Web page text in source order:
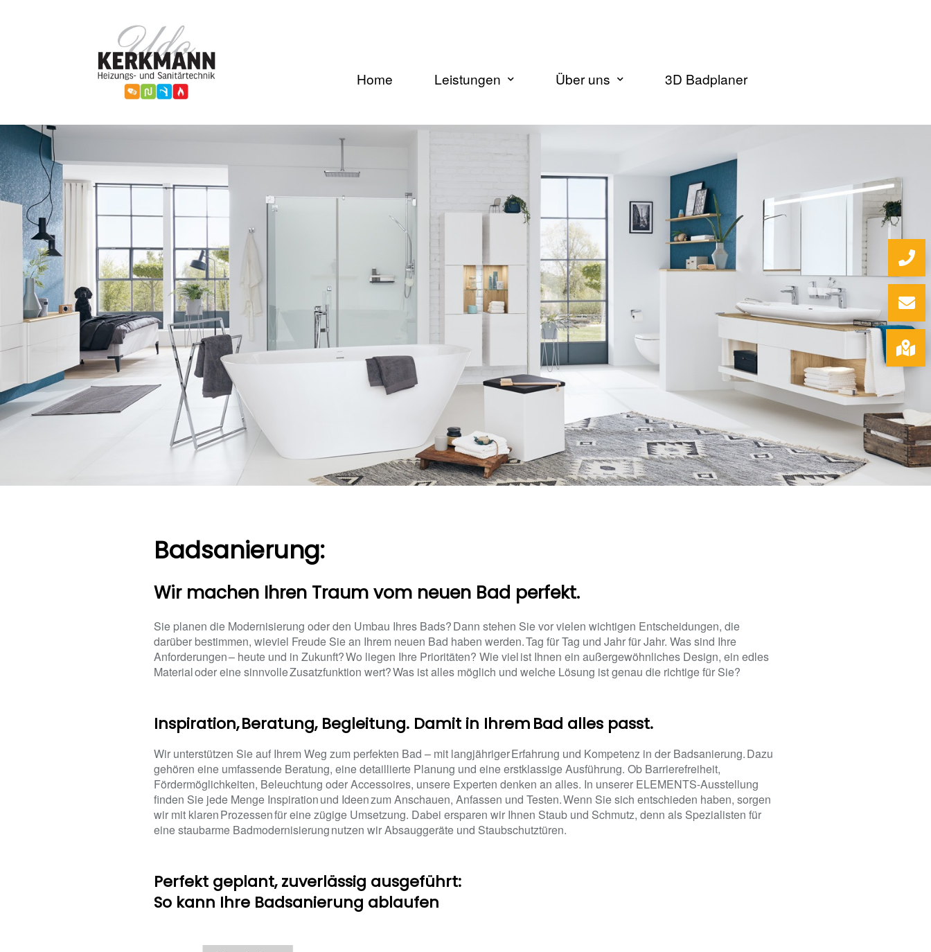
Home Leistungen Über uns 3D Badplaner
Badsanierung:
Wir machen Ihren Traum vom neuen Bad perfekt.
Sie planen die Modernisierung oder den Umbau Ihres Bads? Dann stehen Sie vor vielen wichtigen Entscheidungen, die
darüber bestimmen, wieviel Freude Sie an Ihrem neuen Bad haben werden. Tag für Tag und Jahr für Jahr. Was sind Ihre
Anforderungen – heute und in Zukunft? Wo liegen Ihre Prioritäten? Wie viel ist Ihnen ein außergewöhnliches Design, ein edles
Material oder eine sinnvolle Zusatzfunktion wert? Was ist alles möglich und welche Lösung ist genau die richtige für Sie?
Inspiration, Beratung, Begleitung. Damit in Ihrem Bad alles passt.
Wir unterstützen Sie auf Ihrem Weg zum perfekten Bad – mit langjähriger Erfahrung und Kompetenz in der Badsanierung. Dazu
gehören eine umfassende Beratung, eine detaillierte Planung und eine erstklassige Ausführung. Ob Barrierefreiheit,
Fördermöglichkeiten, Beleuchtung oder Accessoires, unsere Experten denken an alles. In unserer ELEMENTS-Ausstellung
finden Sie jede Menge Inspiration und Ideen zum Anschauen, Anfassen und Testen. Wenn Sie sich entschieden haben, sorgen
wir mit klaren Prozessen für eine zügige Umsetzung. Dabei ersparen wir Ihnen Staub und Schmutz, denn als Spezialisten für
eine staubarme Badmodernisierung nutzen wir Absauggeräte und Staubschutztüren.
Perfekt geplant, zuverlässig ausgeführt:
So kann Ihre Badsanierung ablaufen